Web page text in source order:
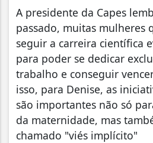
A presidente da Capes
passado, muitas mulheres
seguir a carreira científica
para poder se dedicar
trabalho e conseguir
isso, para Denise, as
são importantes não só
da maternidade, mas
chamado "viés implícito"